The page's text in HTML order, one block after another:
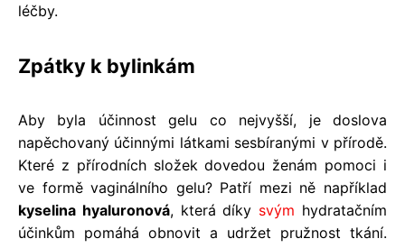
léčby.
Zpátky k bylinkám
Aby byla účinnost gelu co nejvyšší, je doslova
napěchovaný účinnými látkami sesbíranými v přírodě.
Které z přírodních složek dovedou ženám pomoci i
ve formě vaginálního gelu? Patří mezi ně například
kyselina hyaluronová, která díky svým hydratačním
účinkům pomáhá obnovit a udržet pružnost tkání.